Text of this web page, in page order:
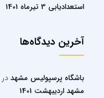
استعدادیابی 3 تیرماه 1401
آخرین دیدگاه‌ها
باشگاه پرسپولیس مشهد در
مشهد اردیبهشت 1401